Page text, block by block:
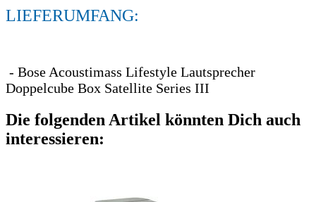
LIEFERUMFANG:
- Bose Acoustimass Lifestyle Lautsprecher
Doppelcube Box Satellite Series III
Die folgenden Artikel könnten Dich auch
interessieren: